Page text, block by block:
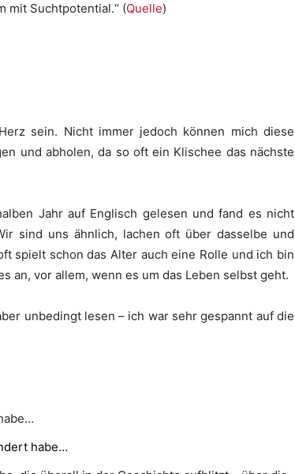
mit Suchtpotential.“ (Quelle)
sein. Nicht immer jedoch können mich diese
und abholen, da so oft ein Klischee das nächste
Jahr auf Englisch gelesen und fand es nicht
sind uns ähnlich, lachen oft über dasselbe und
spielt schon das Alter auch eine Rolle und ich bin
an, vor allem, wenn es um das Leben selbst geht.
unbedingt lesen – ich war sehr gespannt auf die
habe…